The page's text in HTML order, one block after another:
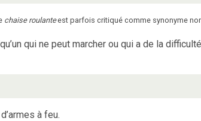
chaise roulanteest parfois critiqué comme synonyme
qui ne peut marcher ou qui a de la
à feu.